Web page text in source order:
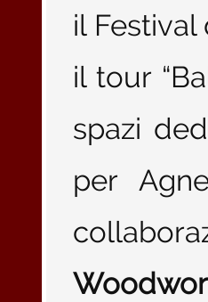
il Festival
il tour
spazi
per